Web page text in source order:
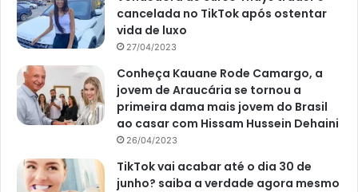
Logo, monte a camada de drenagem com a utilização de
argila expandida ou britas de jardim antes de adicionar o
substrato. Posteriormente à camada de drenagem,
adicione também um pedaço de manta bidim, que evita a
passagem e pedriscos e substrato para o fundo do vaso.
cancelada no TikTok após ostentar
vida de luxo
27/04/2023
Conheça Kauane Rode Camargo, a
jovem de Araucária se tornou a
primeira dama mais jovem do Brasil
ao casar com Hissam Hussein Dehaini
26/04/2023
TikTok vai acabar até o dia 30 de
junho? saiba a verdade agora mesmo